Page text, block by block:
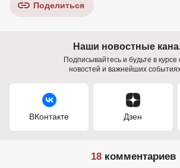
Поделиться
Наши новостные
Подписывайтесь и будьте в курсе
новостей и важнейших
ВКонтакте Дзен
18комментариев